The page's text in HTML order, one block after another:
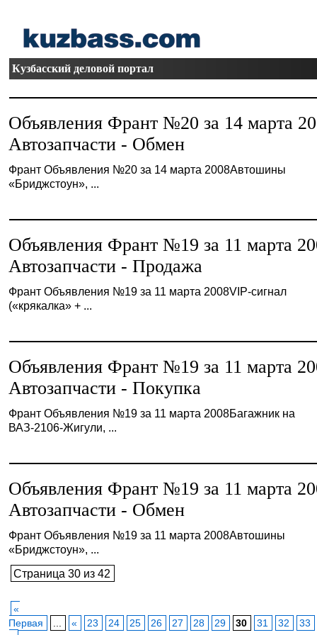
Кузбасский деловой портал
Объявления Франт №20 за 14 марта
Автозапчасти - Обмен
Франт Объявления №20 за 14 марта 2008Автошины
«Бриджстоун», ...
Объявления Франт №19 за 11 марта
Автозапчасти - Продажа
Франт Объявления №19 за 11 марта 2008VIP-сигнал
(«крякалка» + ...
Объявления Франт №19 за 11 марта
Автозапчасти - Покупка
Франт Объявления №19 за 11 марта 2008Багажник на
ВАЗ-2106-Жигули, ...
Объявления Франт №19 за 11 марта
Автозапчасти - Обмен
Франт Объявления №19 за 11 марта 2008Автошины
«Бриджстоун», ...
Страница 30 из 42
«
Первая
« 23 24 25 26 27 28 29 30 31 32
33